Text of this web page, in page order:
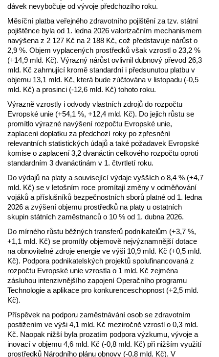
dávek nevybočuje od vývoje předchozího roku.
Měsíční platba veřejného zdravotního pojištění za tzv. státní
pojištěnce byla od 1. ledna 2026 valorizačním mechanismem
navýšena z 2 127 Kč na 2 188 Kč, což představuje nárůst o
2,9 %. Objem vyplacených prostředků však vzrostl o 23,2 %
(+14,9 mld. Kč). Výrazný nárůst ovlivnil dubnový převod 26,3
mld. Kč zahrnující kromě standardní i předsunutou platbu v
objemu 13,1 mld. Kč, která bude zúčtována v listopadu (-0,5
mld. Kč) a prosinci (-12,6 mld. Kč) tohoto roku.
Výrazně vzrostly i odvody vlastních zdrojů do rozpočtu
Evropské unie (+54,1 %, +12,4 mld. Kč). Do jejich růstu se
promítlo výrazné navýšení rozpočtu Evropské unie,
zaplacení doplatku za předchozí roky po zpřesnění
relevantních statistických údajů a také požadavek Evropské
komise o zaplacení 3,2 dvanáctin celkového rozpočtu oproti
standardním 3 dvanáctinám v 1. čtvrtletí roku.
Do výdajů na platy a související výdaje vyšších o 8,4 % (+4,7
mld. Kč) se v letošním roce promítají změny v odměňování
vojáků a příslušníků bezpečnostních sborů platné od 1. ledna
2026 a zvýšení objemu prostředků na platy u ostatních
skupin státních zaměstnanců o 10 % od 1. dubna 2026.
Do mírného růstu běžných transferů podnikatelům (+3,7 %,
+1,1 mld. Kč) se promítly objemově nejvýznamnější dotace
na obnovitelné zdroje energie ve výši 10,9 mld. Kč (+0,5 mld.
Kč). Podpora podnikatelských projektů spolufinancovaná z
rozpočtu Evropské unie vzrostla o 1 mld. Kč zejména
zásluhou intenzivnějšího zapojení Operačního programu
Technologie a aplikace pro konkurenceschopnost (+2,5 mld.
Kč).
Příspěvek na podporu zaměstnávání osob se zdravotním
postižením ve výši 4,1 mld. Kč meziročně vzrostl o 0,3 mld.
Kč. Naopak nižší byla prozatím podpora výzkumu, vývoje a
inovací v objemu 4,6 mld. Kč (-0,8 mld. Kč) při nižším využití
prostředků Národního plánu obnovy (-0,8 mld. Kč). V